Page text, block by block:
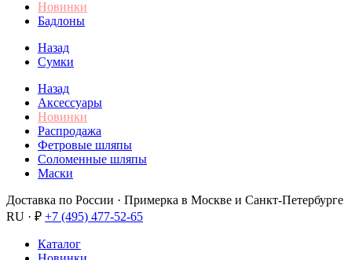
Новинки
Бадлоны
Назад
Сумки
Назад
Аксессуары
Новинки
Распродажа
Фетровые шляпы
Соломенные шляпы
Маски
Доставка по России · Примерка в Москве и Санкт-Петербурге
RU · ₽ +7 (495) 477-52-65
Каталог